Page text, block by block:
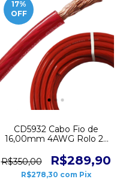
17%
OFF
CD5932 Cabo Fio de
16,00mm 4AWG Rolo 25
Vermelho Som Pesado
R$350,00 R$289,90
R$278,30 com Pix